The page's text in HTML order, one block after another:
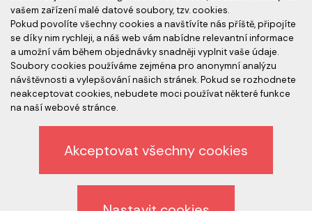
Člen skupiny
Ochrana osobních údajů
vašem zařízení malé datové soubory, tzv. cookies.
Pokud povolíte všechny cookies a navštívíte nás příště, připojíte
se díky nim rychleji, a náš web vám nabídne relevantní informace
a umožní vám během objednávky snadněji vyplnit vaše údaje.
Soubory cookies používáme zejména pro anonymní analýzu
návštěvnosti a vylepšování našich stránek. Pokud se rozhodnete
neakceptovat cookies, nebudete moci používat některé funkce
na naší webové stránce.
Akceptovat všechny cookies